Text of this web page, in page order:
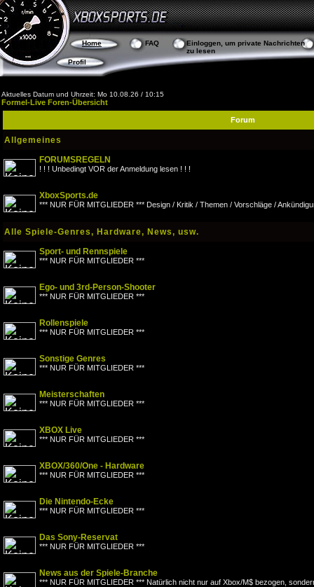
FAQ
Einloggen, um private Nachrichten
zu lesen
Profil
Home
Aktuelles Datum und Uhrzeit: Mo 10.08.26 / 10:15
Formel-Live Foren-Übersicht
Forum
Allgemeines
FORUMSREGELN
! ! ! Unbedingt VOR der Anmeldung lesen ! ! !
XboxSports.de
*** NUR FÜR MITGLIEDER *** Design / Kritik / Themen / Vorschläge /
Alle Spiele-Genres, Hardware, News, usw.
Sport- und Rennspiele
*** NUR FÜR MITGLIEDER ***
Ego- und 3rd-Person-Shooter
*** NUR FÜR MITGLIEDER ***
Rollenspiele
*** NUR FÜR MITGLIEDER ***
Sonstige Genres
*** NUR FÜR MITGLIEDER ***
Meisterschaften
*** NUR FÜR MITGLIEDER ***
XBOX Live
*** NUR FÜR MITGLIEDER ***
XBOX/360/One - Hardware
*** NUR FÜR MITGLIEDER ***
Die Nintendo-Ecke
*** NUR FÜR MITGLIEDER ***
Das Sony-Reservat
*** NUR FÜR MITGLIEDER ***
News aus der Spiele-Branche
*** NUR FÜR MITGLIEDER *** Natürlich nicht nur auf Xbox/M$ bezogen,